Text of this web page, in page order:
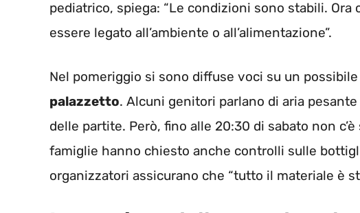
pediatrico, spiega: “Le condizioni sono stabili.
essere legato all’ambiente o all’alimentazione”.
Nel pomeriggio si sono diffuse voci su un
palazzetto. Alcuni genitori parlano di aria
delle partite. Però, fino alle 20:30 di sabato non
famiglie hanno chiesto anche controlli sulle
organizzatori assicurano che “tutto il materiale è